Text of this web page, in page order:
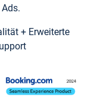
+ Erweiterte